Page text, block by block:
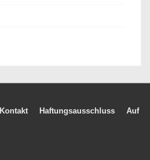
Kontakt Haftungsausschluss
Auf